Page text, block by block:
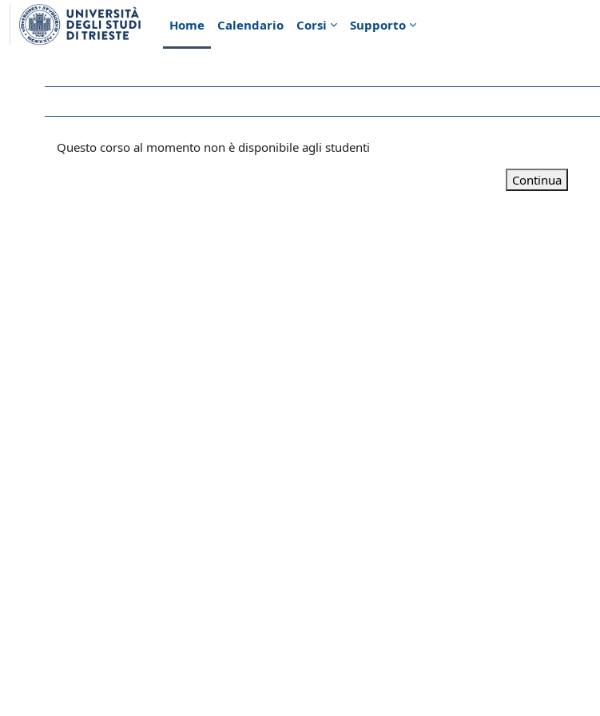
Vai al contenuto principale
Home
Calendario Corsi Supporto
Questo corso al momento non è disponibile agli studenti
Continua